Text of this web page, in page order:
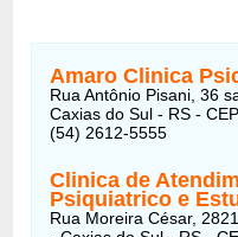
Amaro Clinica
Rua Antônio Pisani, 36
Caxias do Sul - RS -
(54) 2612-5555
Clinica de
Psiquiatrico e
Rua Moreira César,